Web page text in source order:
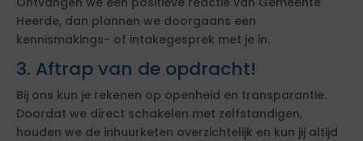
Heerde, dan plannen we doorgaans een
kennismakings- of intakegesprek met je in.
3. Aftrap van de opdracht!
Bij ons kun je rekenen op openheid en transparantie.
Doordat we direct schakelen met zelfstandigen,
houden we de inhuurketen overzichtelijk en kun jij altijd